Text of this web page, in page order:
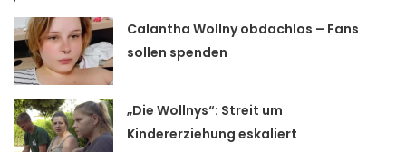
Calantha Wollny obdachlos – Fans
sollen spenden
„Die Wollnys“: Streit um
Kindererziehung eskaliert